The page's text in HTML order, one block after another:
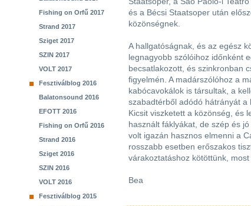
Fishing on Orfű 2017
Strand 2017
Sziget 2017
SZIN 2017
VOLT 2017
Fesztiválblog 2016
Balatonsound 2016
EFOTT 2016
Fishing on Orfű 2016
Strand 2016
Sziget 2016
SZIN 2016
VOLT 2016
Fesztiválblog 2015
és a Bécsi Staatsoper után
közönségnek.
A hallgatóságnak, és az egész
legnagyobb szólóihoz időnként
becsatlakozott, és szinkronban
figyelmén. A madárszólóhoz a
kabócavokálok is társultak, a
szabadtérből adódó hátrányát a
Kicsit viszketett a közönség, és
használt fáklyákat, de szép és
volt igazán hasznos elmenni a
rosszabb esetben erőszakos
várakoztatáshoz kötöttünk,
Bea